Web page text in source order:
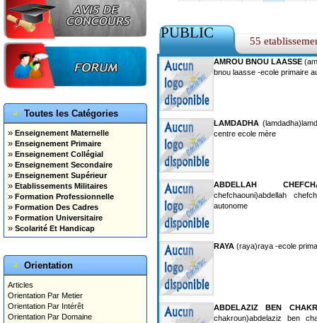
Toutes les Catégories
» Enseignement Maternelle
» Enseignement Primaire
» Enseignement Collégial
» Enseignement Secondaire
» Enseignement Supérieur
» Etablissements Militaires
» Formation Professionnelle
» Formation Des Cadres
» Formation Universitaire
» Scolarité Et Handicap
Orientation
Articles
Orientation Par Metier
Orientation Par Intérêt
Orientation Par Domaine
PUBLIC 55
AMROU BNOU LAASSE
bnou laasse -ecole primaire
LAMDADHA
centre ecole mère
ABDELLAH
chefchaouni)abdellah
autonome
RAYA (raya)raya -ecole
ABDELAZIZ BEN
chakroun)abdelaziz ben